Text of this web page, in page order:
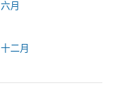
六月
十二月